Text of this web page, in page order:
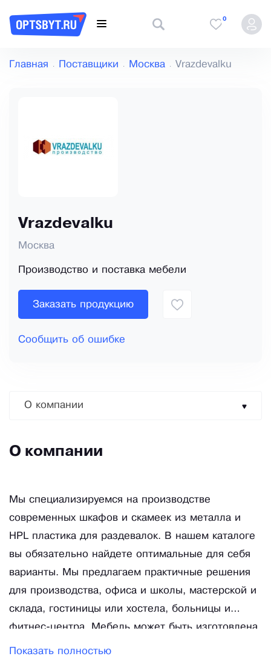
0
Главная Поставщики Москва Vrazdevalku
Vrazdevalku
Москва
Производство и поставка мебели
Заказать продукцию
Сообщить об ошибке
О компании
О компании
Мы специализируемся на производстве
современных шкафов и скамеек из металла и
HPL пластика для раздевалок. В нашем каталоге
вы обязательно найдете оптимальные для себя
варианты. Мы предлагаем практичные решения
для производства, офиса и школы, мастерской и
склада, гостиницы или хостела, больницы и
фитнес-центра. Мебель может быть изготовлена
по индивидуальным размерам, чертежам и
Показать полностью